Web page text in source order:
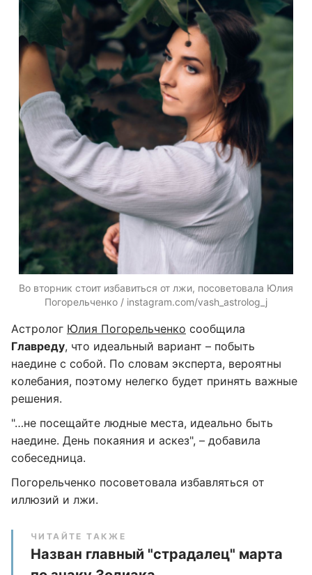
Во вторник стоит избавиться от лжи, посоветовала Юлия
Погорельченко / instagram.com/vash_astrolog_j
Астролог Юлия Погорельченко сообщила
Главреду, что идеальный вариант – побыть
наедине с собой. По словам эксперта, вероятны
колебания, поэтому нелегко будет принять важные
решения.
"…не посещайте людные места, идеально быть
наедине. День покаяния и аскез", – добавила
собеседница.
Погорельченко посоветовала избавляться от
иллюзий и лжи.
ЧИТАЙТЕ ТАКЖЕ
Назван главный "страдалец" марта